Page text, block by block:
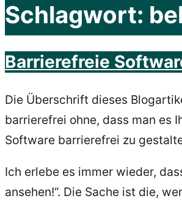
Schlagwort:
Barrierefreie
Die Überschrift dieses
barrierefrei ohne, dass man es
Software barrierefrei zu
Ich erlebe es immer wieder,
ansehen!“. Die Sache ist die,